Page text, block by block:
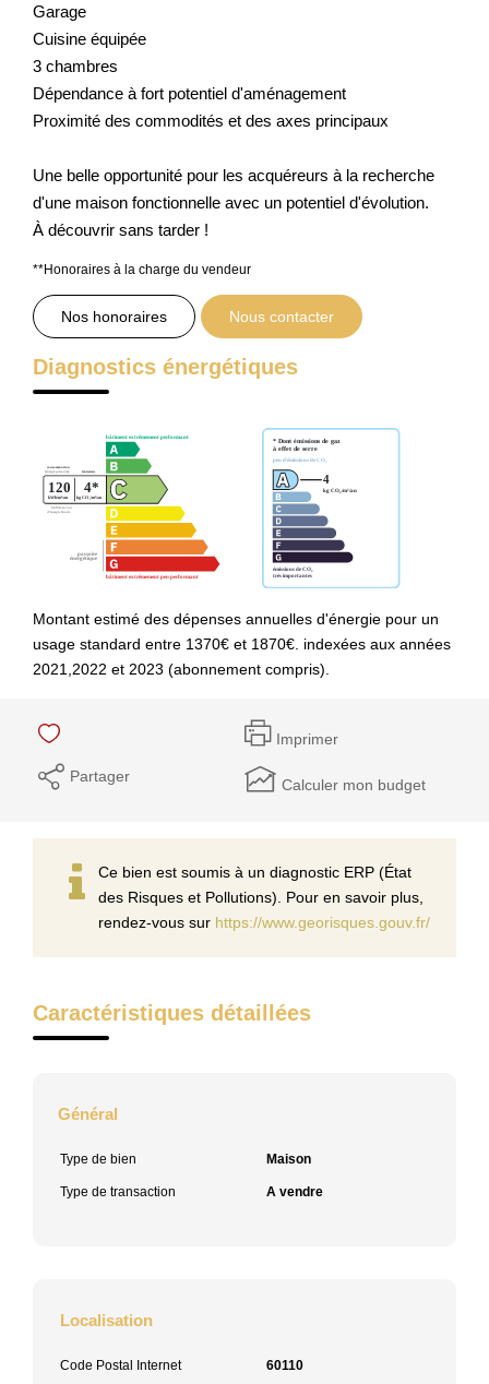
Garage
Cuisine équipée
3 chambres
Dépendance à fort potentiel d'aménagement
Proximité des commodités et des axes principaux
Une belle opportunité pour les acquéreurs à la recherche
d'une maison fonctionnelle avec un potentiel d'évolution.
À découvrir sans tarder !
**Honoraires à la charge du vendeur
Nos honoraires Nous contacter
Diagnostics énergétiques
Montant estimé des dépenses annuelles d'énergie pour un
usage standard entre 1370€ et 1870€. indexées aux années
2021,2022 et 2023 (abonnement compris).
Imprimer
Partager Calculer mon budget
Ce bien est soumis à un diagnostic ERP (État
des Risques et Pollutions). Pour en savoir plus,
rendez-vous sur https://www.georisques.gouv.fr/
Caractéristiques détaillées
Général
Type de bien Maison
Type de transaction A vendre
Localisation
Code Postal Internet 60110